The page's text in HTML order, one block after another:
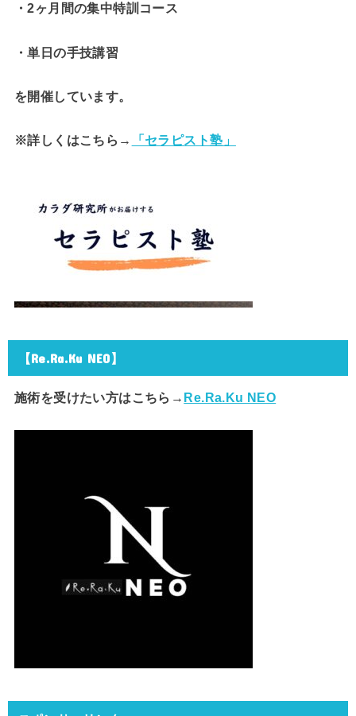
・2ヶ月間の集中特訓コース
・単日の手技講習
を開催しています。
※詳しくはこちら→ 「セラピスト塾」
【Re.Ra.Ku NEO】
施術を受けたい方はこちら→ Re.Ra.Ku NEO